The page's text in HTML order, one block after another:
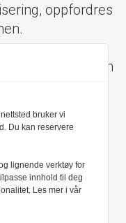
oppfordres
er et klageorgan
som
i presseetiske
bruker vi
Du kan reservere
lignende verktøy for
innhold til deg
Les mer i vår